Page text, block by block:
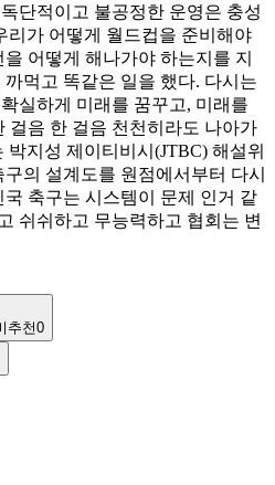
단적이고 불공정한 운영은 충성
리가 어떻게 월드컵을 준비해야
어떻게 해나가야 하는지를 지
먹고 똑같은 일을 했다. 다시는
실하게 미래를 꿈꾸고, 미래를
걸음 한 걸음 천천히라도 나아가
지성 제이티비시(JTBC) 해설위
의 설계도를 원점에서부터 다시
축구는 시스템이 문제 인거 같
쉬쉬하고 무능력하고 협회는 변
추천0